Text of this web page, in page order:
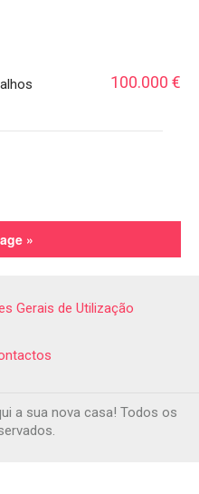
100.000 €
»
Gerais de Utilização
a sua nova casa! Todos os